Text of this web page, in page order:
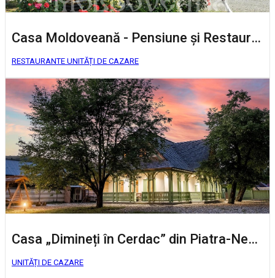
Casa Moldoveană - Pensiune și Restaurant
RESTAURANTE UNITĂȚI DE CAZARE
Casa „Dimineți în Cerdac” din Piatra-Neamț
UNITĂȚI DE CAZARE